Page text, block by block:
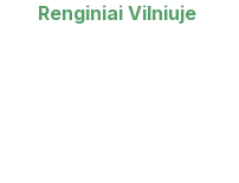
Renginiai Vilniuje